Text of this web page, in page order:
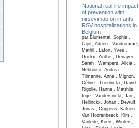
National real-life impact
of prevention with
nirsevimab on infants’
RSV hospitalizations in
Belgium
par Blumental, Sophie ,
Lajot, Adrien , Vandromme,
Mathil , Lafort, Yves ,
Dockx, Yinthe , Denayer,
Sarah , Wampers, Alicia ,
Nebbioso, Andrea ,
Tilmanne, Anne , Mignon,
Céline , Tuerlinckx, David ,
Rigolle, Hanne , Matthijs,
Inge , Vandersnickt, Jan ,
Hellinckx, Johan , Dewulf,
Jonas , Coppens, Katrien ,
Van Hoorenbeeck, Kim ,
Vanlede, Koen , Winters,